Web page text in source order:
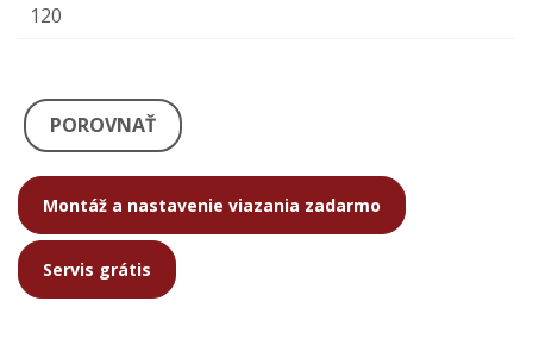
120
POROVNAŤ
Montáž a nastavenie viazania zadarmo
Servis grátis